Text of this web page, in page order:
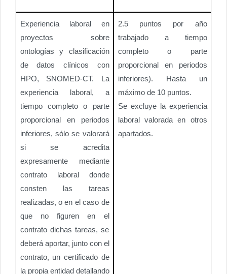
Experiencia laboral en
proyectos sobre
ontologías y clasificación
de datos clínicos con
HPO, SNOMED-CT. La
experiencia laboral, a
tiempo completo o parte
proporcional en periodos
inferiores, sólo se valorará
si se acredita
expresamente mediante
contrato laboral donde
consten las tareas
realizadas, o en el caso de
que no figuren en el
contrato dichas tareas, se
deberá aportar, junto con el
contrato, un certificado de
la propia entidad detallando
2.5 puntos por año
trabajado a tiempo
completo o parte
proporcional en periodos
inferiores). Hasta un
máximo de 10 puntos.
Se excluye la experiencia
laboral valorada en otros
apartados.